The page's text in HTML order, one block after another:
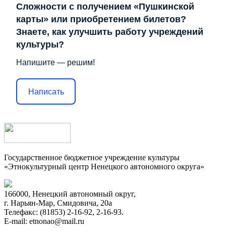
Сложности с получением «Пушкинской
карты» или приобретением билетов?
Знаете, как улучшить работу учреждений
культуры?
Напишите — решим!
Написать
Государственное бюджетное учреждение культуры
«Этнокультурный центр Ненецкого автономного округа»
166000, Ненецкий автономный округ,
г. Нарьян-Мар, Смидовича, 20а
Телефакс: (81853) 2-16-92, 2-16-93.
E-mail: etnonao@mail.ru